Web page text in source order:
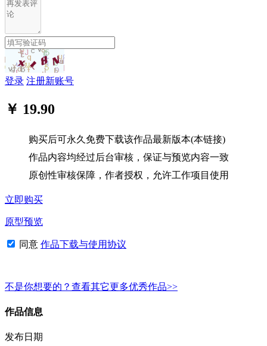
登录 注册新账号
￥ 19.90
购买后可永久免费下载该作品最新版本(本链接)
作品内容均经过后台审核，保证与预览内容一致
原创性审核保障，作者授权，允许工作项目使用
立即购买
原型预览
同意 作品下载与使用协议
不是你想要的？查看其它更多优秀作品>>
作品信息
发布日期